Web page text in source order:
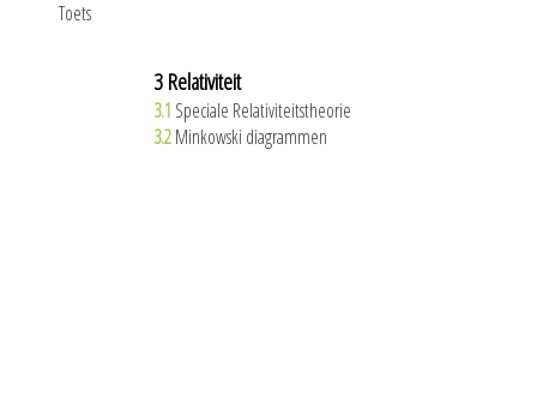
1.7Toets
3 Relativiteit
3.1 Speciale Relativiteitstheorie
3.2Minkowski diagrammen